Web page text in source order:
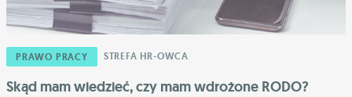
PRAWO PRACY STREFA HR-OWCA
Skąd mam wiedzieć, czy mam wdrożone RODO?